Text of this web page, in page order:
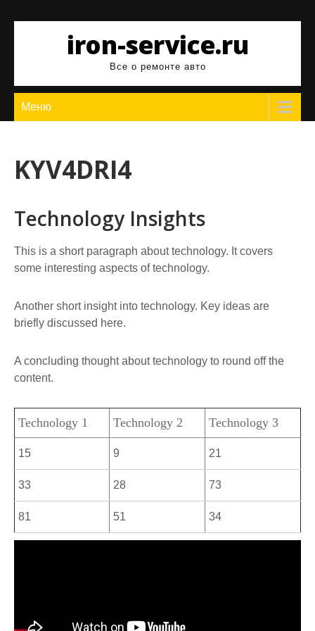
содержимомуiron-service.ru
Все о ремонте авто
Меню
KYV4DRI4
Technology Insights
This is a short paragraph about technology. It covers
some interesting aspects of technology.
Another short insight into technology. Key ideas are
briefly discussed here.
A concluding thought about technology to round off the
content.
Technology 1 Technology 2 Technology 3
15 9 21
33 28 73
81 51 34